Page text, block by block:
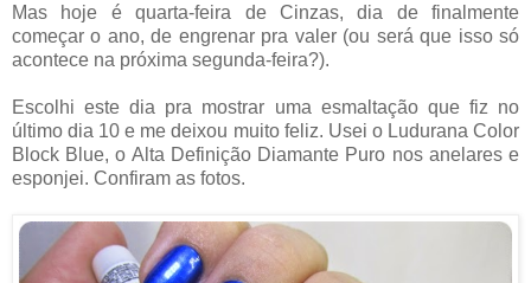
Mas hoje é quarta-feira de Cinzas, dia de finalmente
começar o ano, de engrenar pra valer (ou será que isso só
acontece na próxima segunda-feira?).
Escolhi este dia pra mostrar uma esmaltação que fiz no
último dia 10 e me deixou muito feliz. Usei o Ludurana Color
Block Blue, o Alta Definição Diamante Puro nos anelares e
esponjei. Confiram as fotos.